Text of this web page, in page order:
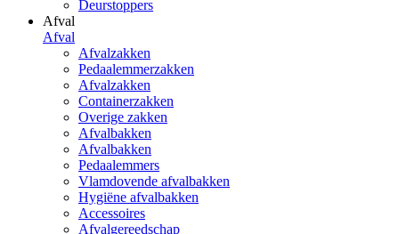
Deurstoppers
Afval
Afval
Afvalzakken
Pedaalemmerzakken
Afvalzakken
Containerzakken
Overige zakken
Afvalbakken
Afvalbakken
Pedaalemmers
Vlamdovende afvalbakken
Hygiëne afvalbakken
Accessoires
Afvalgereedschap